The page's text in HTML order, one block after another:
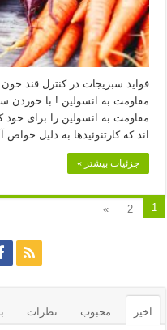
فواید سبزیجات در کنترل قند
مقاومت به انسولین ! با خوردن
مقاومت به انسولین را برای خود
اند که کارتنوئیدها به دلیل
جزئیات بیشتر »
1
2
»
اخیر محبوب نظرات